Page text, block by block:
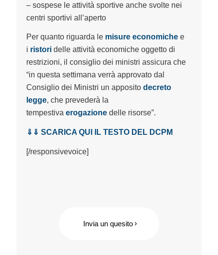
– sospese le attività sportive anche svolte nei
centri sportivi all’aperto
Per quanto riguarda le misure economichee
i ristoridelle attività economiche oggetto di
restrizioni, il consiglio dei ministri assicura che
“in questa settimana verrà approvato dal
Consiglio dei Ministri un appositodecreto
legge, che prevederà la
tempestiva erogazionedelle risorse”.
⇓⇓ SCARICA QUI IL TESTO DEL DCPM
[/responsivevoice]
Invia un quesito